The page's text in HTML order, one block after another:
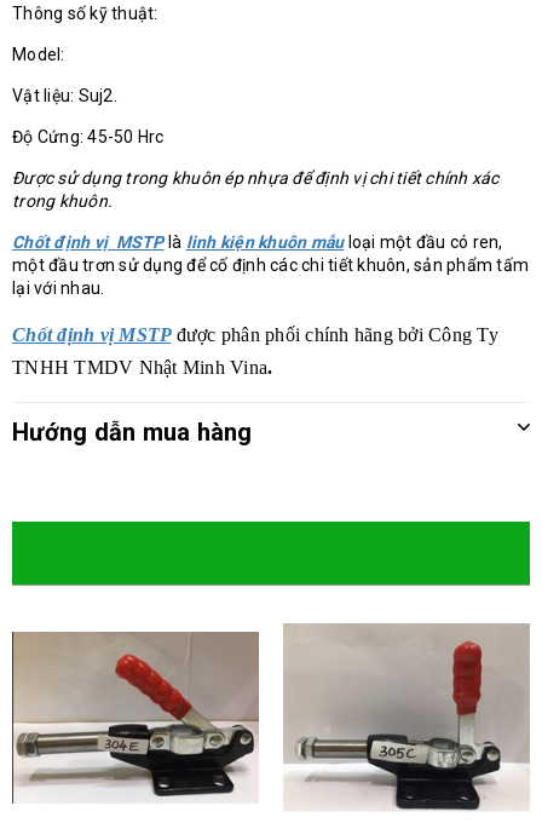
Thông số kỹ thuật:
Model:
Vật liệu: Suj2.
Độ Cứng: 45-50 Hrc
Được sử dụng trong khuôn ép nhựa để định vị chi tiết chính xác
trong khuôn.
Chốt định vị MSTPlà linh kiện khuôn mẫuloại một đầu có ren,
một đầu trơn sử dụng để cố định các chi tiết khuôn, sản phẩm tấm
lại với nhau.
Chốt định vị MSTP được phân phối chính hãng bởi Công Ty
TNHH TMDV Nhật Minh Vina.
Hướng dẫn mua hàng